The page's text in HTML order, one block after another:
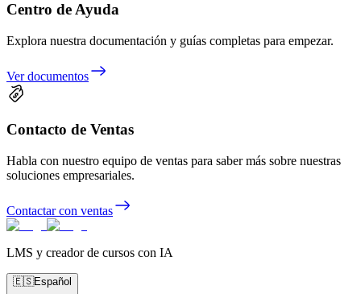
Centro de Ayuda
Explora nuestra documentación y guías completas para empezar.
Ver documentos
Contacto de Ventas
Habla con nuestro equipo de ventas para saber más sobre nuestras
soluciones empresariales.
Contactar con ventas
LMS y creador de cursos con IA
🇪🇸Español